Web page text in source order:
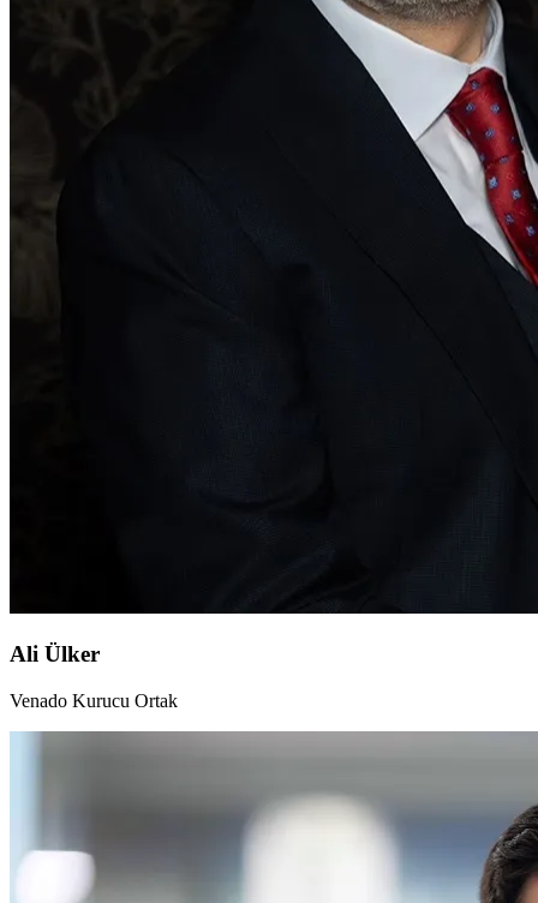
Ali Ülker
Venado Kurucu Ortak